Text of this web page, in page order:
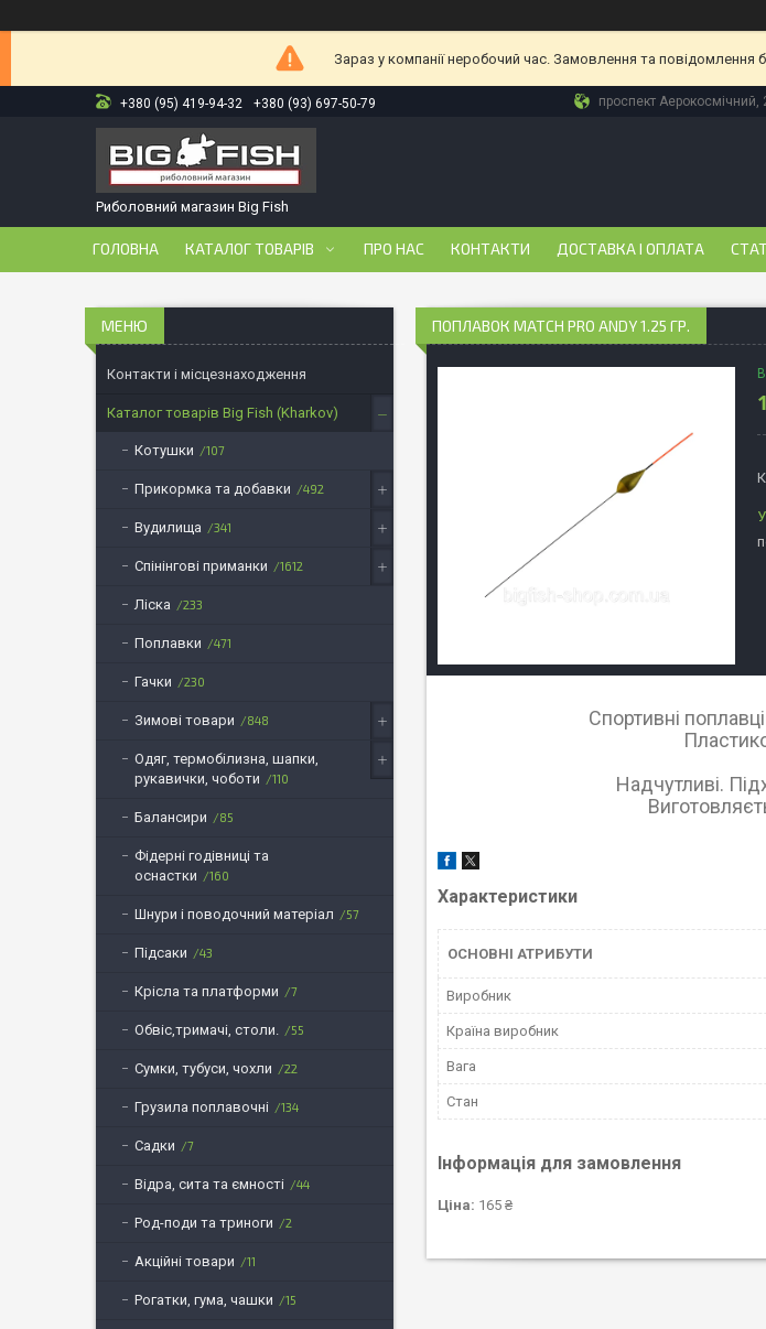
Зараз у компанії неробочий час. Замовлення та повідомлення
+380 (95) 419-94-32 +380 (93) 697-50-79 проспект Аерокосмічний,
Риболовний магазин Big Fish
ГОЛОВНА КАТАЛОГ ТОВАРІВ ПРО НАС КОНТАКТИ ДОСТАВКА І ОПЛАТА
ПОПЛАВОК MATCH PRO ANDY 1.25 ГР.
Спортивні
Надчутливі.
Характеристики
ОСНОВНІ АТРИБУТИ
Виробник
Країна виробник
Вага
Стан
Інформація для замовлення
Ціна: 165 ₴
Контакти і місцезнаходження
Каталог товарів Big Fish (Kharkov)
Котушки 107
Прикормка та добавки 492
Вудилища 341
Спінінгові приманки 1612
Ліска 233
Поплавки 471
Гачки 230
Зимові товари 848
Одяг, термобілизна, шапки,
рукавички, чоботи
110
Балансири 85
Фідерні годівниці та
оснастки
160
Шнури і поводочний матеріал 57
Підсаки 43
Крісла та платформи 7
Обвіс,тримачі, столи. 55
Сумки, тубуси, чохли 22
Грузила поплавочні 134
Садки 7
Відра, сита та ємності 44
Род-поди та триноги 2
Акційні товари 11
Рогатки, гума, чашки 15